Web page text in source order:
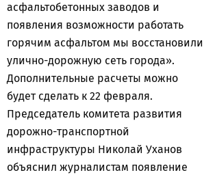
асфальтобетонных заводов и
появления возможности работать
горячим асфальтом мы восстановили
улично-дорожную сеть города».
Дополнительные расчеты можно
будет сделать к 22 февраля.
Председатель комитета развития
дорожно-транспортной
инфраструктуры Николай Уханов
объяснил журналистам появление